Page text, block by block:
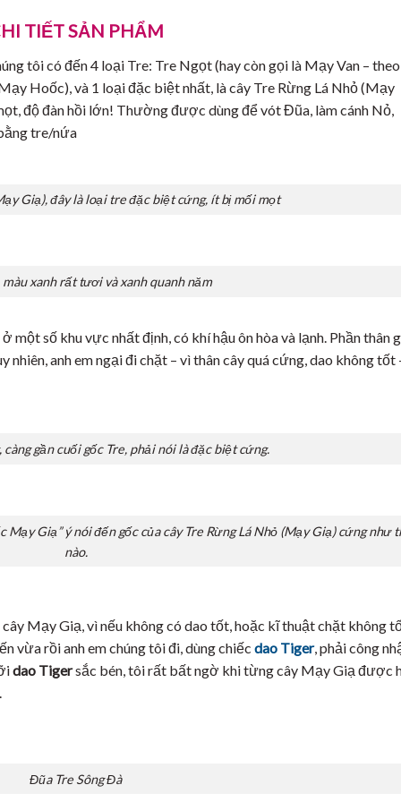
TIẾT SẢN PHẨM
tôi có đến 4 loại Tre: Tre Ngọt (hay còn gọi là Mạy Van – theo
Hoốc), và 1 loại đặc biệt nhất, là cây Tre Rừng Lá Nhỏ (Mạy
độ đàn hồi lớn! Thường được dùng để vót Đũa, làm cánh Nỏ,
tre/nứa
Giạ), đây là loại tre đặc biệt cứng, ít bị mối mọt
màu xanh rất tươi và xanh quanh năm
số khu vực nhất định, có khí hậu ôn hòa và lạnh. Phần thân
anh em ngại đi chặt – vì thân cây quá cứng, dao không tốt
gần cuối gốc Tre, phải nói là đặc biệt cứng.
Giạ” ý nói đến gốc của cây Tre Rừng Lá Nhỏ (Mạy Giạ) cứng như
nào.
Mạy Giạ, vì nếu không có dao tốt, hoặc kĩ thuật chặt không
vừa rồi anh em chúng tôi đi, dùng chiếc dao Tiger, phải công
dao Tigersắc bén, tôi rất bất ngờ khi từng cây Mạy Giạ được
Đũa Tre Sông Đà